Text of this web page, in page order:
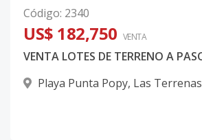
Código: 2340
US$ 182,750 VENTA
Playa Punta Popy, Las Terrenas